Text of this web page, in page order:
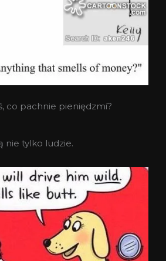
co pachnie pieniędzmi?
nie tylko ludzie.